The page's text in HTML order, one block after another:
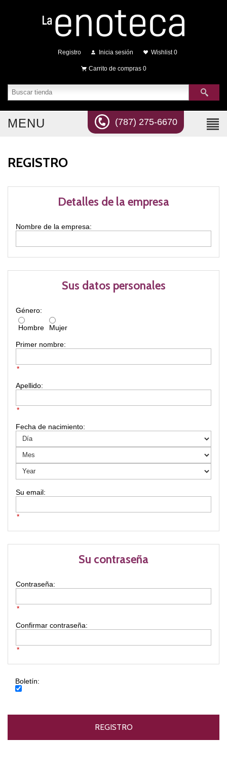
Registro Inicia sesión Wishlist 0
Carrito de compras 0
(787) 275-6670
MENU
REGISTRO
Sus datos personales
Género:
Hombre Mujer
Primer nombre:
*
Apellido:
*
Fecha de nacimiento:
*
Detalles de la empresa
Nombre de la empresa:
Boletín:
Su contraseña
Contraseña:
*
Confirmar contraseña:
*